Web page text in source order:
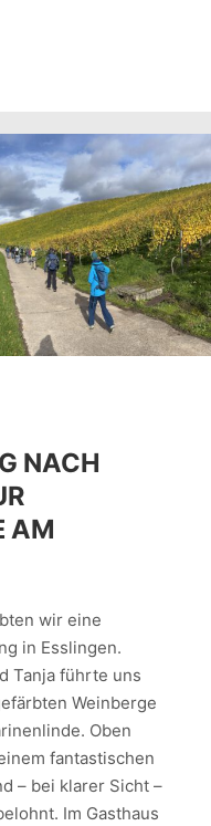
NACH
AM
wir eine
in Esslingen.
Tanja führte uns
Weinberge
Oben
fantastischen
– bei klarer Sicht –
Im Gasthaus